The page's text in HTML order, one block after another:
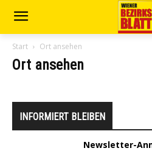
Start Ort ansehen
Ort ansehen
INFORMIERT BLEIBEN
Newsletter-